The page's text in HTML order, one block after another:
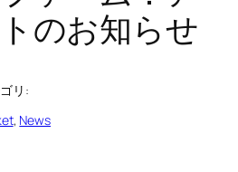
のお知らせ
リ:
, News